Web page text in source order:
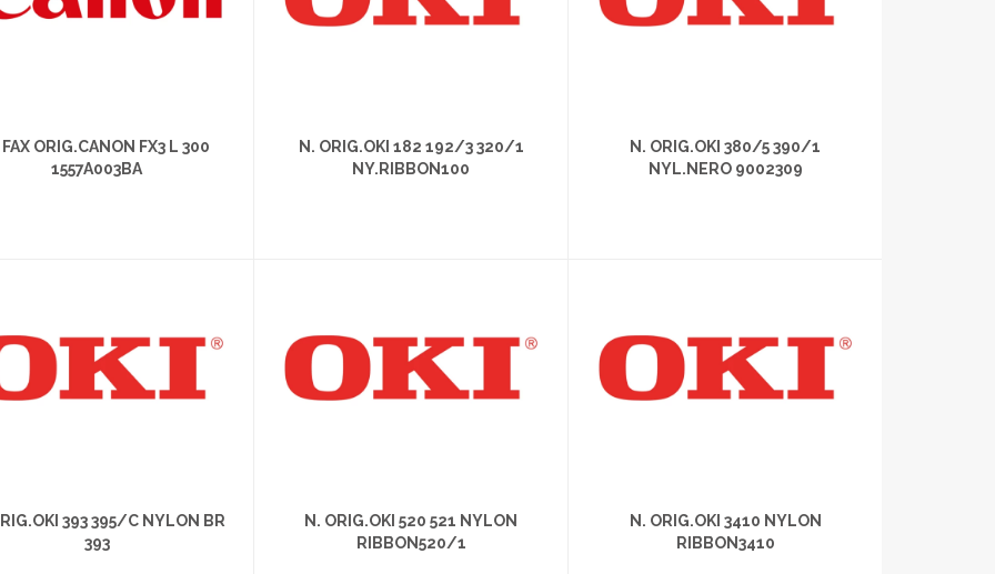
ORIG.CANON FX3 L 300
1557A003BA
N. ORIG.OKI 182 192/3 320/1
NY.RIBBON100
N. ORIG.OKI 380/5 390/1
NYL.NERO 9002309
393 395/C NYLON BR
393
N. ORIG.OKI 520 521 NYLON
RIBBON520/1
N. ORIG.OKI 3410 NYLON
RIBBON3410